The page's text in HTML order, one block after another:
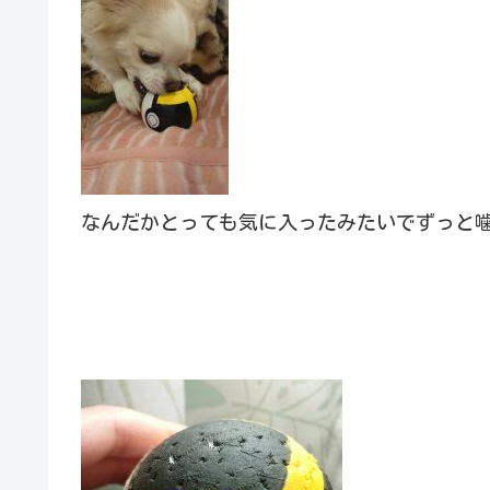
なんだかとっても気に入ったみたいでずっ